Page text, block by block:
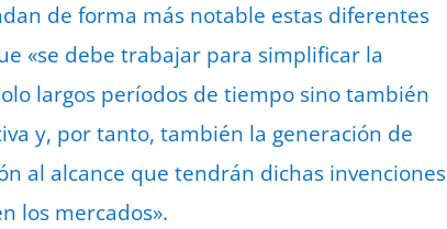
de forma más notable estas diferentes
«se debe trabajar para simplificar la
largos períodos de tiempo sino también
y, por tanto, también la generación de
al alcance que tendrán dichas invenciones
los mercados».